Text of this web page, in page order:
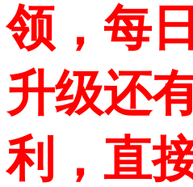
领，每
升级还
利，直